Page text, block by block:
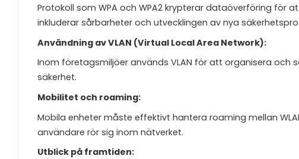
Protokoll som WPA och WPA2 krypterar dataöverföring
inkluderar sårbarheter och utvecklingen av nya
Användning av VLAN (Virtual Local Area Network):
Inom företagsmiljöer används VLAN för att organisera
säkerhet.
Mobilitet och roaming:
Mobila enheter måste effektivt hantera roaming mellan
användare rör sig inom nätverket.
Utblick på framtiden: